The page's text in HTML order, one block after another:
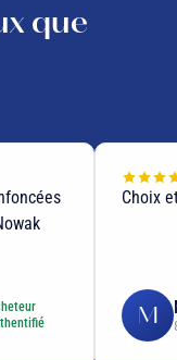
que
Choix
M